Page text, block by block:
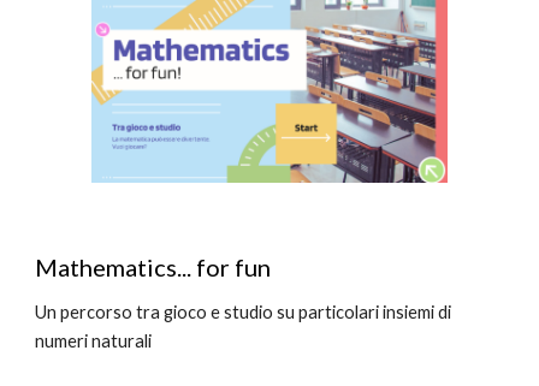
Mathematics... for fun
Un percorso tra gioco e studio su particolari insiemi di
numeri naturali